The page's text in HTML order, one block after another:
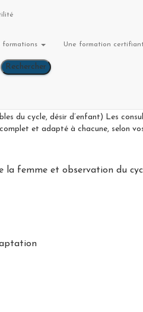
formations Une formation
au fur et à mesure en santé
du cycle, désir d’enfant) Les
et adapté à chacune, selon
la femme et observation du